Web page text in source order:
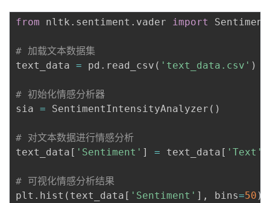
from nltk . sentiment . vader import
# 加载文本数据集
text_data = pd . read_csv ( 'text_data.csv' )
# 初始化情感分析器
sia = SentimentIntensityAnalyzer ( )
# 对文本数据进行情感分析
text_data [ 'Sentiment' ] = text_data [ 'Text'
# 可视化情感分析结果
plt . hist ( text_data [ 'Sentiment' ] , bins=50 )